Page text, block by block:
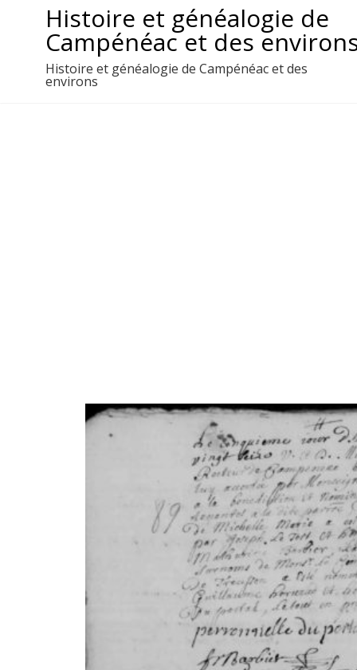
contenu
Histoire et généalogie de
Campénéac et des
Histoire et généalogie de Campénéac et des
environs